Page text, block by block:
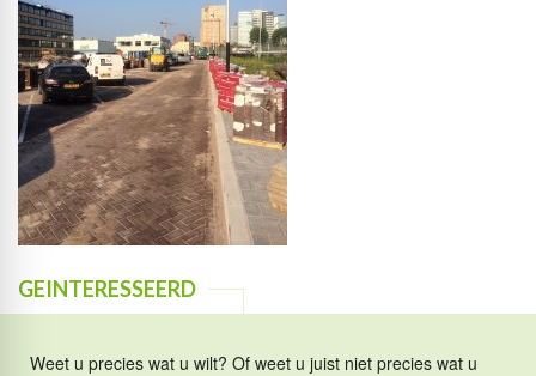
GEINTERESSEERD
Weet u precies wat u wilt? Of weet u juist niet precies wat u